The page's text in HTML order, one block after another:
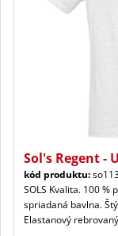
Sol's Regent -
kód produktu:
SOLS Kvalita. 100 %
spriadaná bavlna.
Elastanový